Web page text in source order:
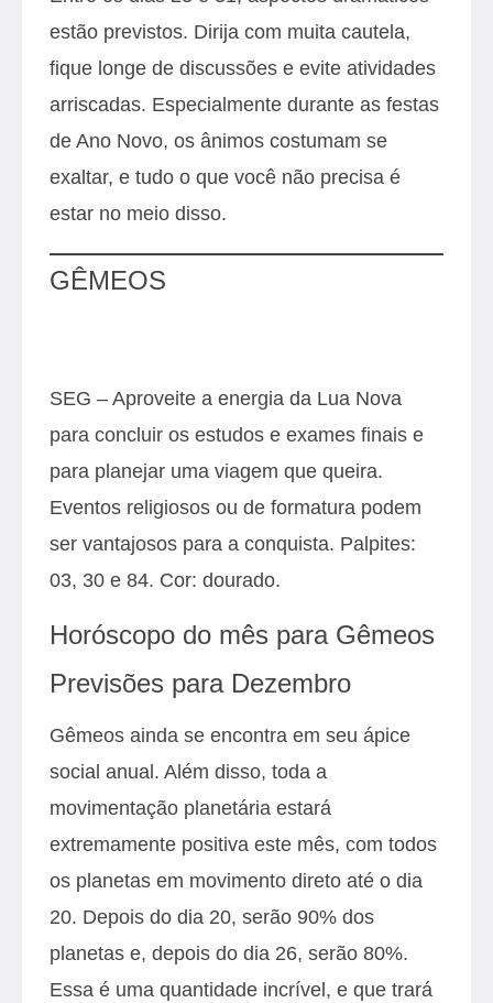
estão previstos. Dirija com muita cautela,
fique longe de discussões e evite atividades
arriscadas. Especialmente durante as festas
de Ano Novo, os ânimos costumam se
exaltar, e tudo o que você não precisa é
estar no meio disso.
GÊMEOS
SEG – Aproveite a energia da Lua Nova
para concluir os estudos e exames finais e
para planejar uma viagem que queira.
Eventos religiosos ou de formatura podem
ser vantajosos para a conquista. Palpites:
03, 30 e 84. Cor: dourado.
Horóscopo do mês para Gêmeos
Previsões para Dezembro
Gêmeos ainda se encontra em seu ápice
social anual. Além disso, toda a
movimentação planetária estará
extremamente positiva este mês, com todos
os planetas em movimento direto até o dia
20. Depois do dia 20, serão 90% dos
planetas e, depois do dia 26, serão 80%.
Essa é uma quantidade incrível, e que trará